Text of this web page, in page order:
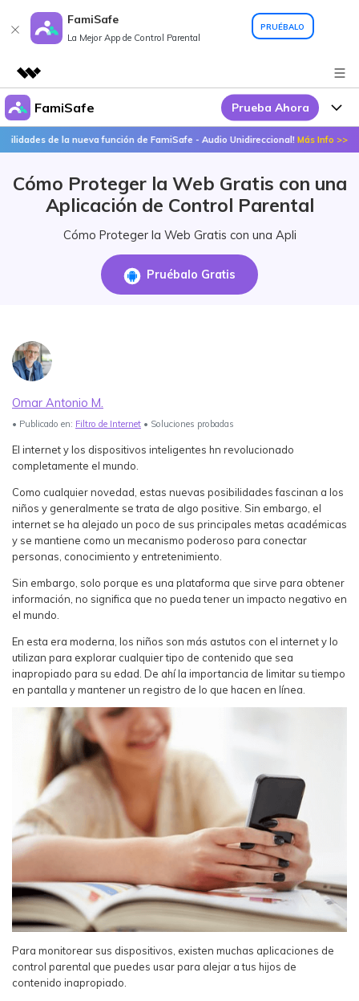
FamiSafe
La Mejor App de Control Parental
PRUÉBALO
Productos destacados
Creatividad digital con AIGC
Resumen
Soluciones
Quiénes somos
Sala de prensa
FamiSafe Prueba Ahora
Por Qué FamiSafe
FamiSafe - Tu Aliado en
Productos
FamiSafe Edu
Guías Prácticas
Ver Más >
Guía del Usuario
Ver Más >
search
de la nueva función de FamiSafe - Audio Unidireccional!Más Info >>
Cómo Proteger la Web Gratis con una
Aplicación de Control Parental
Cómo Proteger la Web Gratis con una Apli
Pruébalo Gratis
Omar Antonio M.
• Publicado en: Filtro de Internet • Soluciones probadas
El internet y los dispositivos inteligentes hn revolucionado
completamente el mundo.
Como cualquier novedad, estas nuevas posibilidades fascinan a los
niños y generalmente se trata de algo positive. Sin embargo, el
internet se ha alejado un poco de sus principales metas académicas
y se mantiene como un mecanismo poderoso para conectar
personas, conocimiento y entretenimiento.
Sin embargo, solo porque es una plataforma que sirve para obtener
información, no significa que no pueda tener un impacto negativo en
el mundo.
En esta era moderna, los niños son más astutos con el internet y lo
utilizan para explorar cualquier tipo de contenido que sea
inapropiado para su edad. De ahí la importancia de limitar su tiempo
en pantalla y mantener un registro de lo que hacen en línea.
Para monitorear sus dispositivos, existen muchas aplicaciones de
control parental que puedes usar para alejar a tus hijos de
contenido inapropiado.